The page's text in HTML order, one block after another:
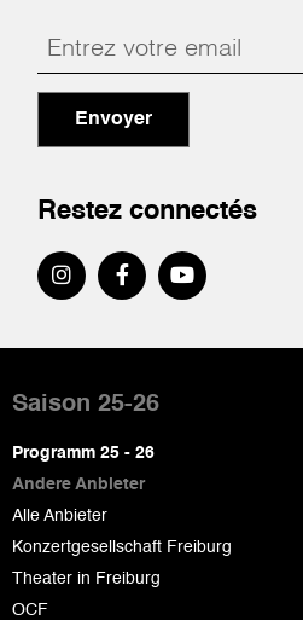
Envoyer
Restez connectés
de
page
Saison 25-26
Programm 25 - 26
Andere Anbieter
Alle Anbieter
Konzertgesellschaft Freiburg
Theater in Freiburg
OCF